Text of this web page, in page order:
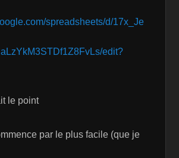
spreadsheets/d/17x_Je
edit?
le point
par le plus facile (que je